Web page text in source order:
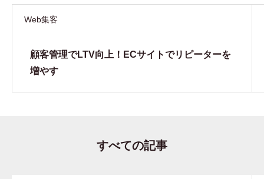
Web集客
顧客管理でLTV向上！ECサイトでリピーターを
増やす
すべての記事